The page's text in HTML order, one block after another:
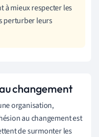
à mieux respecter les
perturber leurs
changement
organisation,
au changement est
de surmonter les